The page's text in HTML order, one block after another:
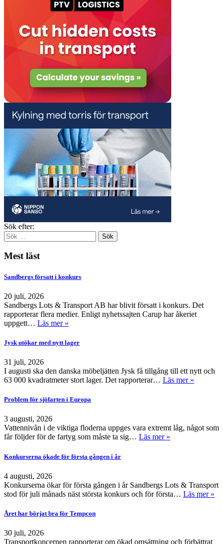
Sök efter:
Mest läst
Sandbergs försatt i konkurs
20 juli, 2026
Sandbergs Lots & Transport AB har blivit försatt i konkurs. Det
rapporterar flera medier. Enligt nyhetssajten Carup har åkeriet
uppgett… Läs mer »
Jysk utökar med nytt lager
31 juli, 2026
I augusti ska den danska möbeljätten Jysk få tillgång till ett nytt och
63 000 kvadratmeter stort lager. Det rapporterar… Läs mer »
Problem för sjöfarten i Europa
3 augusti, 2026
Vattennivån i de viktiga floderna uppges vara extremt låg, något som
får följder för de fartyg som måste ta sig… Läs mer »
Konkurserna ökade för första gången i år
4 augusti, 2026
Konkurserna ökar för första gången i år Sandbergs Lots & Transport
stod för juli månads näst största konkurs och för första… Läs mer »
Året har börjat bra för Tempcon
30 juli, 2026
Transportkoncernen rapporterar om ökad omsättning och förbättrat